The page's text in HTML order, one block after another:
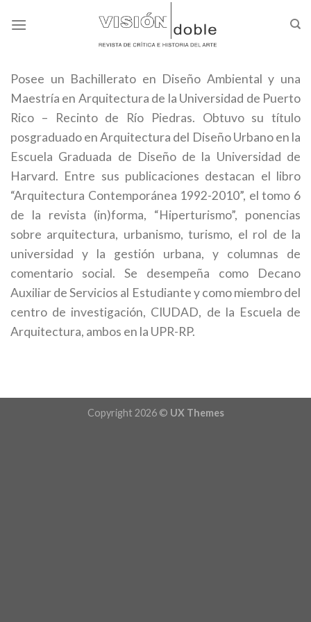
Posee un Bachillerato en Diseño Ambiental y una
Maestría en Arquitectura de la Universidad de Puerto
Rico – Recinto de Río Piedras. Obtuvo su título
posgraduado en Arquitectura del Diseño Urbano en la
Escuela Graduada de Diseño de la Universidad de
Harvard. Entre sus publicaciones destacan el libro
“Arquitectura Contemporánea 1992-2010”, el tomo 6
de la revista (in)forma, “Hiperturismo”, ponencias
sobre arquitectura, urbanismo, turismo, el rol de la
universidad y la gestión urbana, y columnas de
comentario social. Se desempeña como Decano
Auxiliar de Servicios al Estudiante y como miembro del
centro de investigación, CIUDAD, de la Escuela de
Arquitectura, ambos en la UPR-RP.
Copyright 2026 © UX Themes